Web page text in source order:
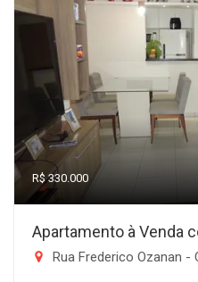
R$ 330.000
Apartamento à Venda
Rua Frederico Ozanan -